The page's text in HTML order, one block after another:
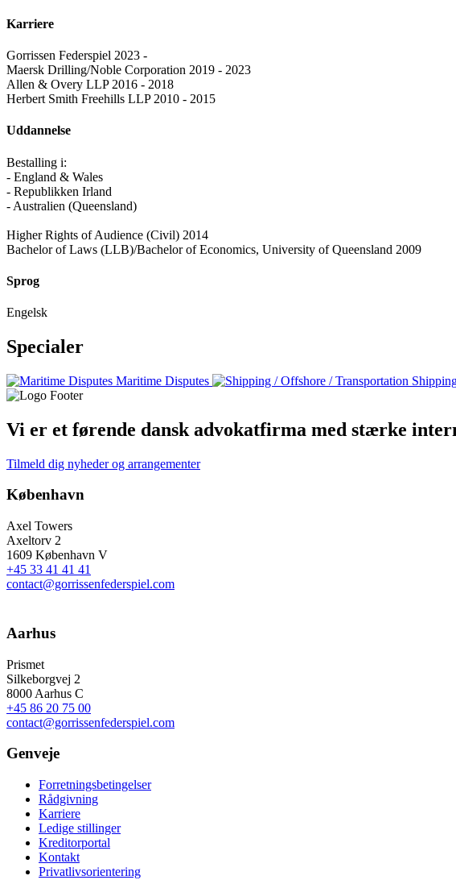
Karriere
Gorrissen Federspiel 2023 -
Maersk Drilling/Noble Corporation 2019 - 2023
Allen & Overy LLP 2016 - 2018
Herbert Smith Freehills LLP 2010 - 2015
Uddannelse
Bestalling i:
- England & Wales
- Republikken Irland
- Australien (Queensland)
Higher Rights of Audience (Civil) 2014
Bachelor of Laws (LLB)/Bachelor of Economics, University of Queensland 2009
Sprog
Engelsk
Specialer
Maritime Disputes
Vi er et førende dansk advokatfirma med stærke
Tilmeld dig nyheder og arrangementer
København
Axel Towers
Axeltorv 2
1609 København V
+45 33 41 41 41
contact@gorrissenfederspiel.com
Aarhus
Prismet
Silkeborgvej 2
8000 Aarhus C
+45 86 20 75 00
contact@gorrissenfederspiel.com
Genveje
Forretningsbetingelser
Rådgivning
Karriere
Ledige stillinger
Kreditorportal
Kontakt
Privatlivsorientering